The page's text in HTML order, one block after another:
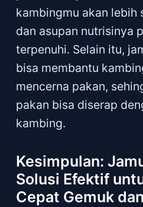
kambingmu akan lebih
dan asupan nutrisinya
terpenuhi. Selain itu,
bisa membantu
mencerna pakan,
pakan bisa diserap
kambing.
Kesimpulan:
Solusi Efektif
Cepat Gemuk